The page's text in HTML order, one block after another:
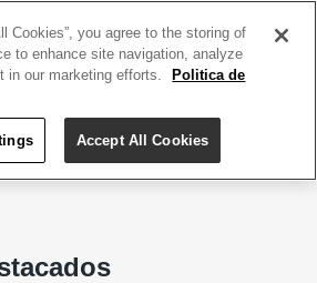
Cookies”, you agree to the storing of
to enhance site navigation, analyze
in our marketing efforts.
Politica de
Accept All Cookies